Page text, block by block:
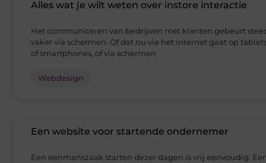
Alles wat je wilt weten over instore interactie
Het communiceren van bedrijven met klanten gebeurt
vaker via schermen. Of dat nu via het internet gaat op
of smartphones, of via schermen
Webdesign
Een website voor startende ondernemer
Een eenmanszaak starten dezer dagen is vrij eenvoudig.